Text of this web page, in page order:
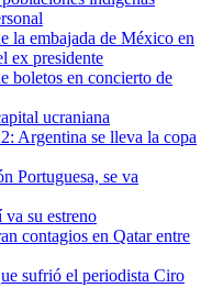
la embajada de México en
ex presidente
boletos en concierto de
ucraniana
Argentina se lleva la copa
Portuguesa, se va
su estreno
contagios en Qatar entre
sufrió el periodista Ciro